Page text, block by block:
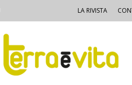
LA RIVISTA